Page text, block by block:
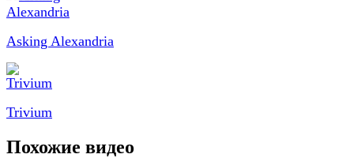
Asking Alexandria
Trivium
Похожие видео